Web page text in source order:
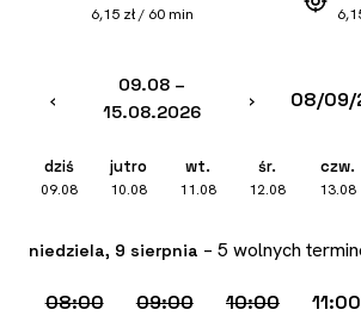
6,15 zł / 60 min
‹
09.08 –
15.08.2026
›
dziś
09.08
jutro
10.08
wt.
11.08
śr.
12.08
czw.
13.08
niedziela, 9 sierpnia – 5 wolnych
08:00 09:00 10:00 11:00